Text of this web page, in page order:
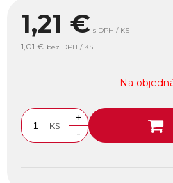
1,21 € s DPH / KS
1,01 € bez DPH / KS
Na
KS
+
-